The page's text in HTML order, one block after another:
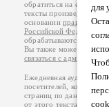
для
обратиться на его
тексты произведений
основанииправил
Российской Федерации
обрабатываются на
Вы также можете
связаться с
Ежедневная аудитория
посетителей, которые
страниц по данным
от этого текста. В